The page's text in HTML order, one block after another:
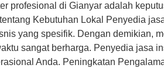
profesional di Gianyar adalah
Kebutuhan Lokal Penyedia
yang spesifik. Dengan demikian,
sangat berharga. Penyedia jasa
Anda. Peningkatan